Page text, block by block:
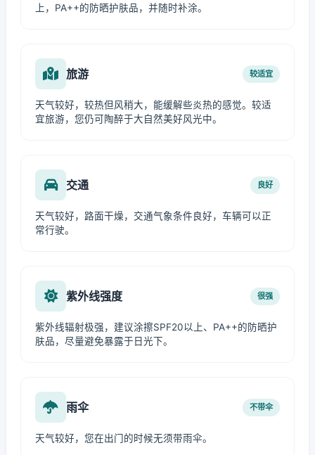
上，PA++的防晒护肤品，并随时补涂。
旅游 较适宜
天气较好，较热但风稍大，能缓解些炎热的感觉。较适
宜旅游，您仍可陶醉于大自然美好风光中。
交通 良好
天气较好，路面干燥，交通气象条件良好，车辆可以正
常行驶。
紫外线强度 很强
紫外线辐射极强，建议涂擦SPF20以上、PA++的防晒护
肤品，尽量避免暴露于日光下。
雨伞 不带伞
天气较好，您在出门的时候无须带雨伞。